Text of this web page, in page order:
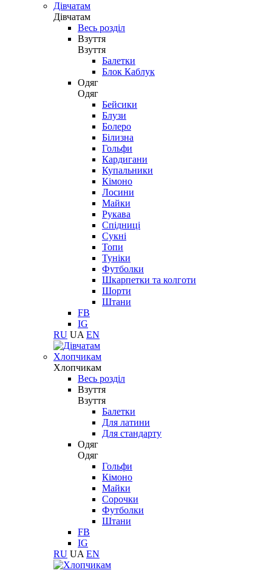
Дівчатам
Дівчатам
Весь розділ
Взуття
Взуття
Балетки
Блок Каблук
Одяг
Одяг
Бейсики
Блузи
Болеро
Білизна
Гольфи
Кардигани
Купальники
Кімоно
Лосини
Майки
Рукава
Спідниці
Сукні
Топи
Туніки
Футболки
Шкарпетки та колготи
Шорти
Штани
FB
IG
RU UA EN
Хлопчикам
Хлопчикам
Весь розділ
Взуття
Взуття
Балетки
Для латини
Для стандарту
Одяг
Одяг
Гольфи
Кімоно
Майки
Сорочки
Футболки
Штани
FB
IG
RU UA EN